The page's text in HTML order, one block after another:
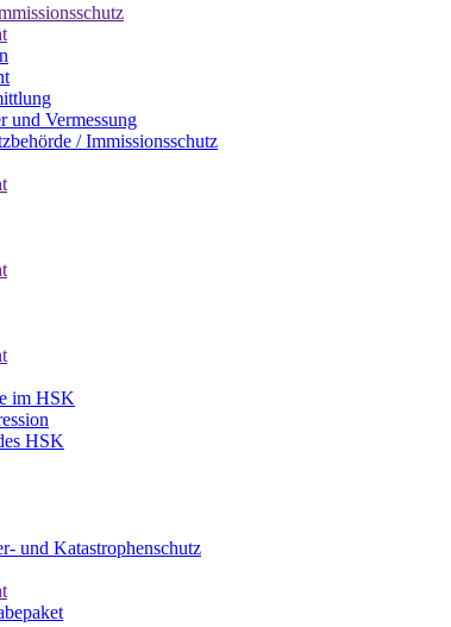
und Vermessung
/ Immissionsschutz
im HSK
HSK
und Katastrophenschutz